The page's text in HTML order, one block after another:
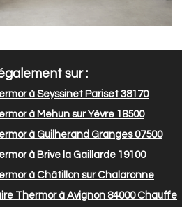
sur :
à Seyssinet Pariset 38170
à Mehun sur Yèvre 18500
à Guilherand Granges 07500
à Brive la Gaillarde 19100
à Châtillon sur Chalaronne
Thermor à Avignon 84000Chauffe